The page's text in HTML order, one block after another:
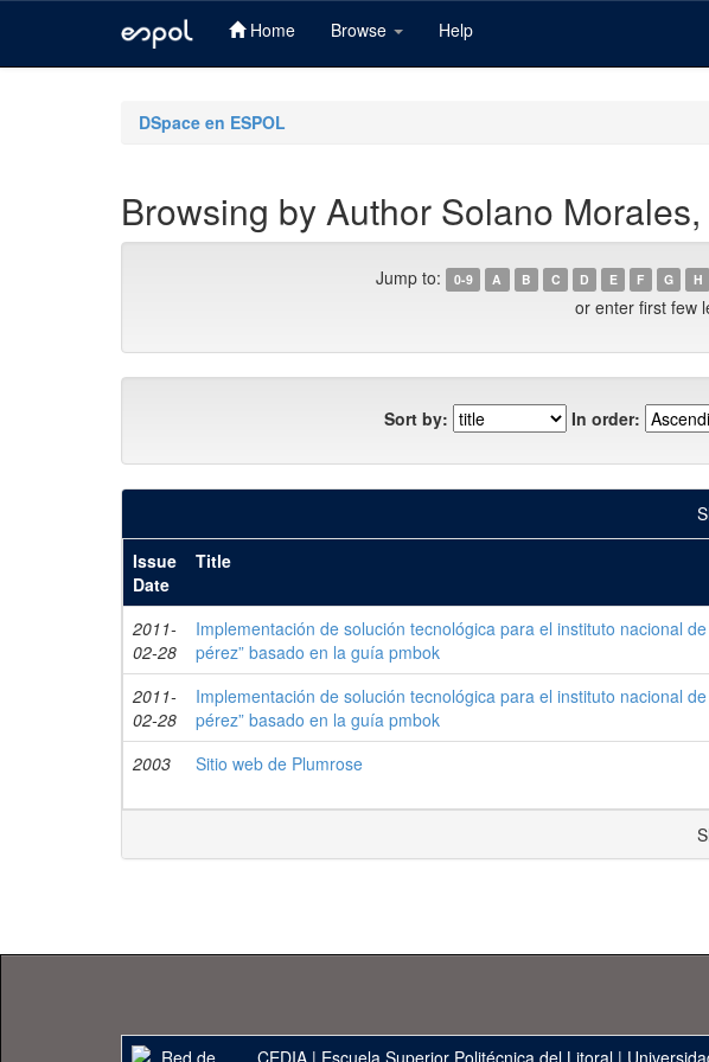
Home Browse Help
DSpace en ESPOL
Browsing by Author Solano
Jump to: 0-9 A B C D E F G H
or enter first few
Sort by: In order:
Issue
Date
Title
2011-
02-28
Implementación de solución tecnológica para el instituto nacional
pérez” basado en la guía pmbok
2011-
02-28
Implementación de solución tecnológica para el instituto nacional
pérez” basado en la guía pmbok
2003 Sitio web de Plumrose
CEDIA | Escuela Superior Politécnica del Litoral |